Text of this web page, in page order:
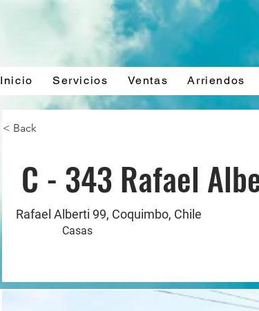
Inicio Servicios Ventas Arriendos
< Back
C - 343 Rafael
Rafael Alberti 99, Coquimbo, Chile
Casas